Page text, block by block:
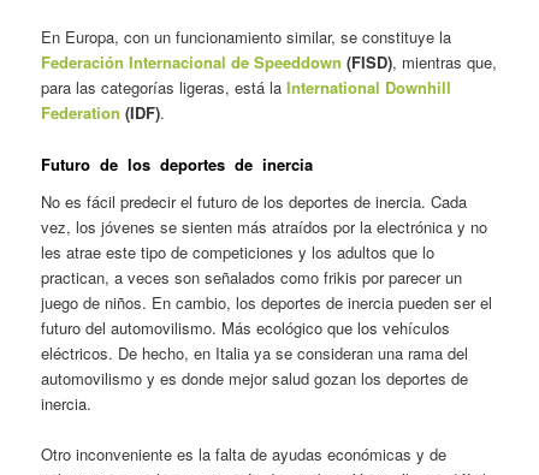
En Europa, con un funcionamiento similar, se constituye la
Federación Internacional de Speeddown (FISD), mientras que,
para las categorías ligeras, está la International Downhill
Federation (IDF).
Futuro de los deportes de inercia
No es fácil predecir el futuro de los deportes de inercia. Cada
vez, los jóvenes se sienten más atraídos por la electrónica y no
les atrae este tipo de competiciones y los adultos que lo
practican, a veces son señalados como frikis por parecer un
juego de niños. En cambio, los deportes de inercia pueden ser el
futuro del automovilismo. Más ecológico que los vehículos
eléctricos. De hecho, en Italia ya se consideran una rama del
automovilismo y es donde mejor salud gozan los deportes de
inercia.
Otro inconveniente es la falta de ayudas económicas y de